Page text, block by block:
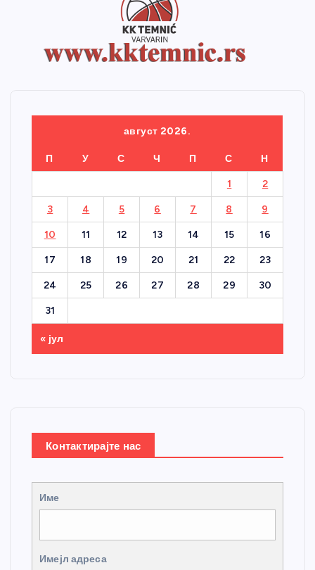
август 2026.
П У С Ч П С Н
1 2
3 4 5 6 7 8 9
10 11 12 13 14 15 16
17 18 19 20 21 22 23
24 25 26 27 28 29 30
31
« јул
Контактирајте нас
Име
Имејл адреса